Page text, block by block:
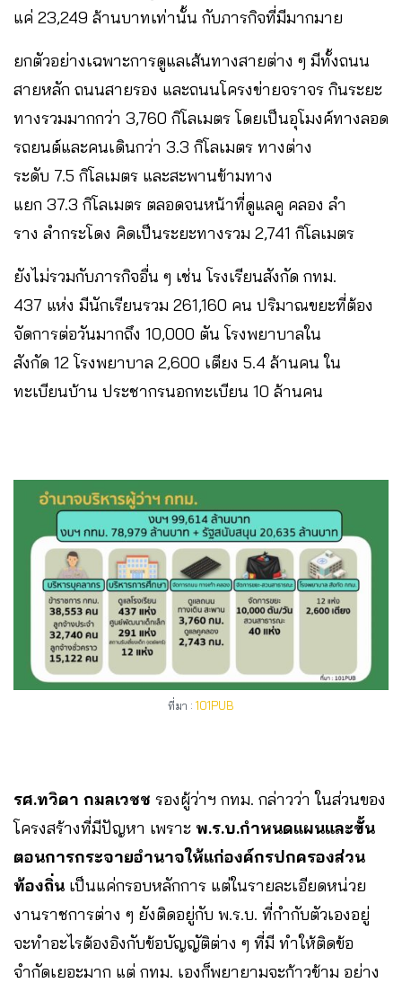
แค่ 23,249 ล้านบาทเท่านั้น กับภารกิจที่มีมากมาย
ยกตัวอย่างเฉพาะการดูแลเส้นทางสายต่าง ๆ มีทั้งถนน
สายหลัก ถนนสายรอง และถนนโครงข่ายจราจร กินระยะ
ทางรวมมากกว่า 3,760 กิโลเมตร โดยเป็นอุโมงค์ทางลอด
รถยนต์และคนเดินกว่า 3.3 กิโลเมตร ทางต่าง
ระดับ 7.5 กิโลเมตร และสะพานข้ามทาง
แยก 37.3 กิโลเมตร ตลอดจนหน้าที่ดูแลคู คลอง ลำ
ราง ลำกระโดง คิดเป็นระยะทางรวม 2,741 กิโลเมตร
ยังไม่รวมกับภารกิจอื่น ๆ เช่น โรงเรียนสังกัด กทม.
437 แห่ง มีนักเรียนรวม 261,160 คน ปริมาณขยะที่ต้อง
จัดการต่อวันมากถึง 10,000 ตัน โรงพยาบาลใน
สังกัด 12 โรงพยาบาล 2,600 เตียง 5.4 ล้านคน ใน
ทะเบียนบ้าน ประชากรนอกทะเบียน 10 ล้านคน
ที่มา : 101PUB
รศ.ทวิดา กมลเวชช รองผู้ว่าฯ กทม. กล่าวว่า ในส่วนของ
โครงสร้างที่มีปัญหา เพราะ พ.ร.บ.กำหนดแผนและขั้น
ตอนการกระจายอำนาจให้แก่องค์กรปกครองส่วน
ท้องถิ่น เป็นแค่กรอบหลักการ แต่ในรายละเอียดหน่วย
งานราชการต่าง ๆ ยังติดอยู่กับ พ.ร.บ. ที่กำกับตัวเองอยู่
จะทำอะไรต้องอิงกับข้อบัญญัติต่าง ๆ ที่มี ทำให้ติดข้อ
จำกัดเยอะมาก แต่ กทม. เองก็พยายามจะก้าวข้าม อย่าง